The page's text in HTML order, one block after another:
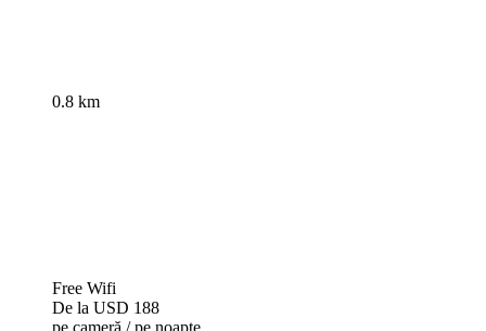
0.8 km
Free Wifi
De la USD 188
pe cameră / pe noapte